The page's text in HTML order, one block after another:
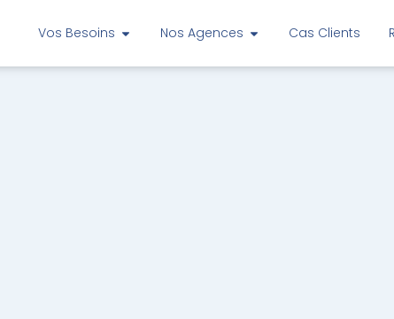
Vos Besoins Nos Agences Cas Clients